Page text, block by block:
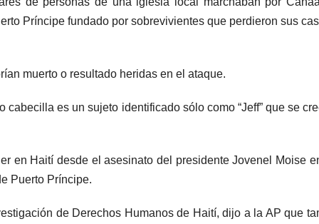
Príncipe fundado por sobrevivientes que perdieron sus
muerto o resultado heridas en el ataque.
es un sujeto identificado sólo como “Jeff” que se
en Haití desde el asesinato del presidente Jovenel Moise
Puerto Príncipe.
de Derechos Humanos de Haití, dijo a la AP que